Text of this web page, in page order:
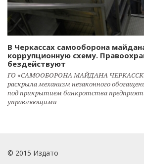
В Черкассах самооборона
коррупционную схему.
бездействуют
ГО «САМООБОРОНА МАЙДАНА
раскрыла механизм незаконного
под прикрытием банкротства
управляющими
© 2015 Издато